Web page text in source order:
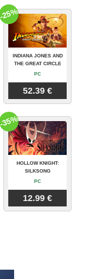
INDIANA JONES AND
THE GREAT CIRCLE
PC
52.39 €
HOLLOW KNIGHT:
SILKSONG
PC
12.99 €